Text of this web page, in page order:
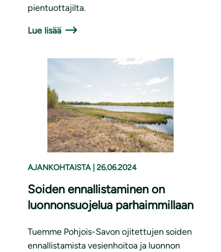
pientuottajilta.
Lue lisää
AJANKOHTAISTA 26.06.2024
Soiden ennallistaminen on
luonnonsuojelua parhaimmillaan
Tuemme Pohjois-Savon ojitettujen soiden
ennallistamista vesienhoitoa ja luonnon